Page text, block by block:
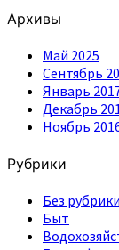
Архивы
Май 2025
Сентябрь
Январь
Декабрь
Ноябрь
Рубрики
Без рубрики
Быт